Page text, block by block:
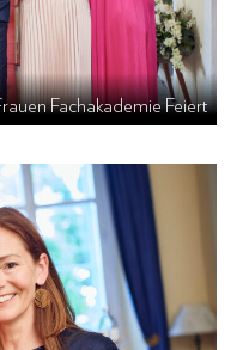
Fachakademie Feiert